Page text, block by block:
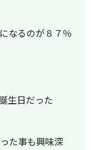
なるのが８７％
生日だった
た事も興味深